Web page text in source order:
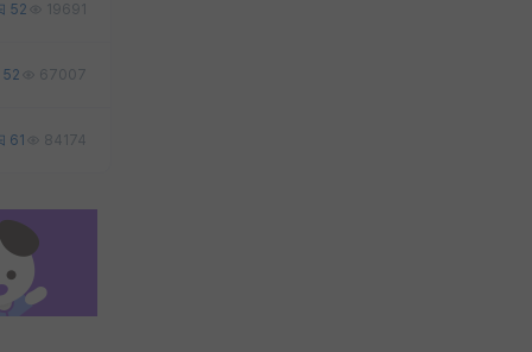
52 19691
52 67007
61 84174